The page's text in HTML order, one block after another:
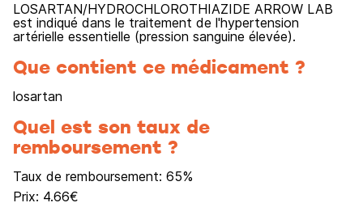
LOSARTAN/HYDROCHLOROTHIAZIDE ARROW LAB
est indiqué dans le traitement de l'hypertension
artérielle essentielle (pression sanguine élevée).
Que contient ce médicament ?
losartan
Quel est son taux de
remboursement ?
Taux de remboursement: 65%
Prix: 4.66€